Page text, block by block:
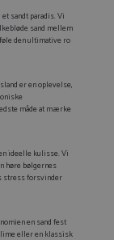
sandt paradis. Vi
sand mellem
den ultimative ro
er en oplevelse,
måde at mærke
ideelle kulisse. Vi
høre bølgernes
stress forsvinder
en sand fest
eller en klassisk